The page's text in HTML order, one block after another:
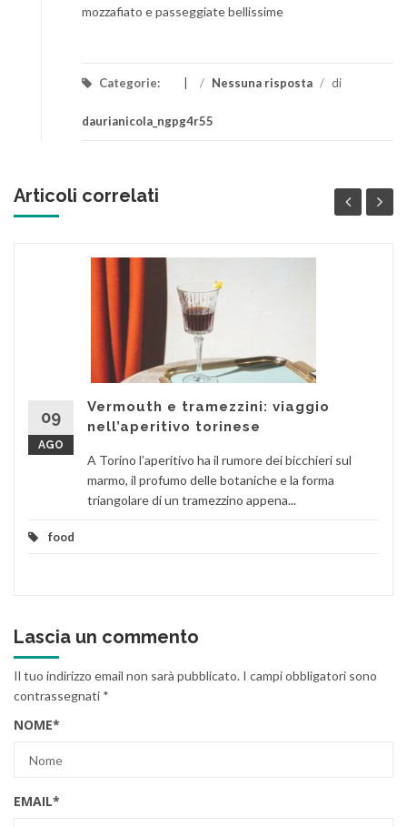
mozzafiato e passeggiate bellissime
Categorie: / Nessuna risposta / di
daurianicola_ngpg4r55
Articoli correlati
09
AGO
Vermouth e tramezzini: viaggio
nell’aperitivo torinese
A Torino l’aperitivo ha il rumore dei bicchieri sul
marmo, il profumo delle botaniche e la forma
triangolare di un tramezzino appena...
food
Lascia un commento
Il tuo indirizzo email non sarà pubblicato. I campi obbligatori sono
contrassegnati *
NOME*
EMAIL*